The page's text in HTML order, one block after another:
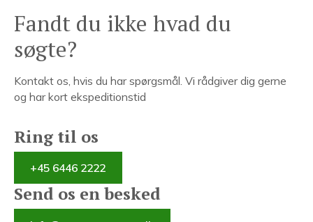
Fandt du ikke hvad du
søgte?
Kontakt os, hvis du har spørgsmål. Vi rådgiver dig gerne
og har kort ekspeditionstid
Ring til os
+45 6446 2222
Send os en besked